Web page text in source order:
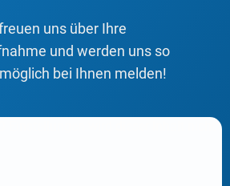
uns über Ihre
und werden uns so
bei Ihnen melden!
Einstellungen wird dieser Inhalt nicht